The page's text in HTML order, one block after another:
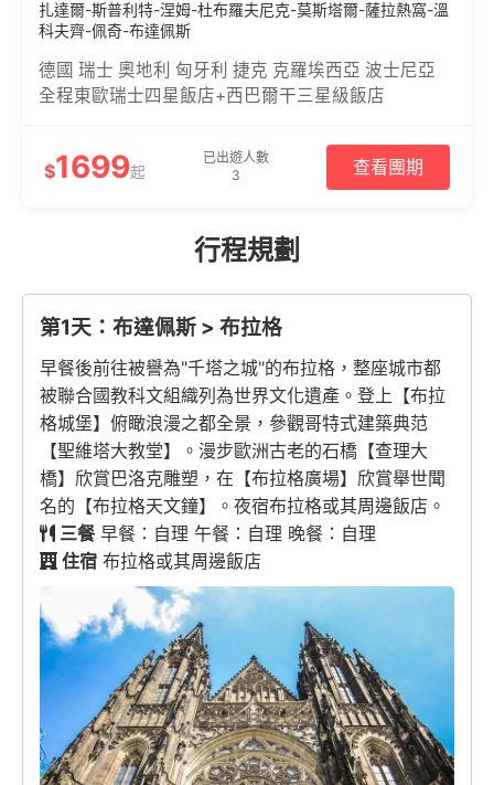
扎達爾-斯普利特-涅姆-杜布羅夫尼克-莫斯塔爾-薩拉熱窩-溫
科夫齊-佩奇-布達佩斯
德國 瑞士 奧地利 匈牙利 捷克 克羅埃西亞 波士尼亞
全程東歐瑞士四星飯店+西巴爾干三星級飯店
$1699起
已出遊人數
3
查看團期
行程規劃
第1天：布達佩斯 > 布拉格
早餐後前往被譽為"千塔之城"的布拉格，整座城市都
被聯合國教科文組織列為世界文化遺產。登上【布拉
格城堡】俯瞰浪漫之都全景，參觀哥特式建築典范
【聖維塔大教堂】。漫步歐洲古老的石橋【查理大
橋】欣賞巴洛克雕塑，在【布拉格廣場】欣賞舉世聞
名的【布拉格天文鐘】。夜宿布拉格或其周邊飯店。
三餐早餐：自理 午餐：自理 晚餐：自理
住宿 布拉格或其周邊飯店